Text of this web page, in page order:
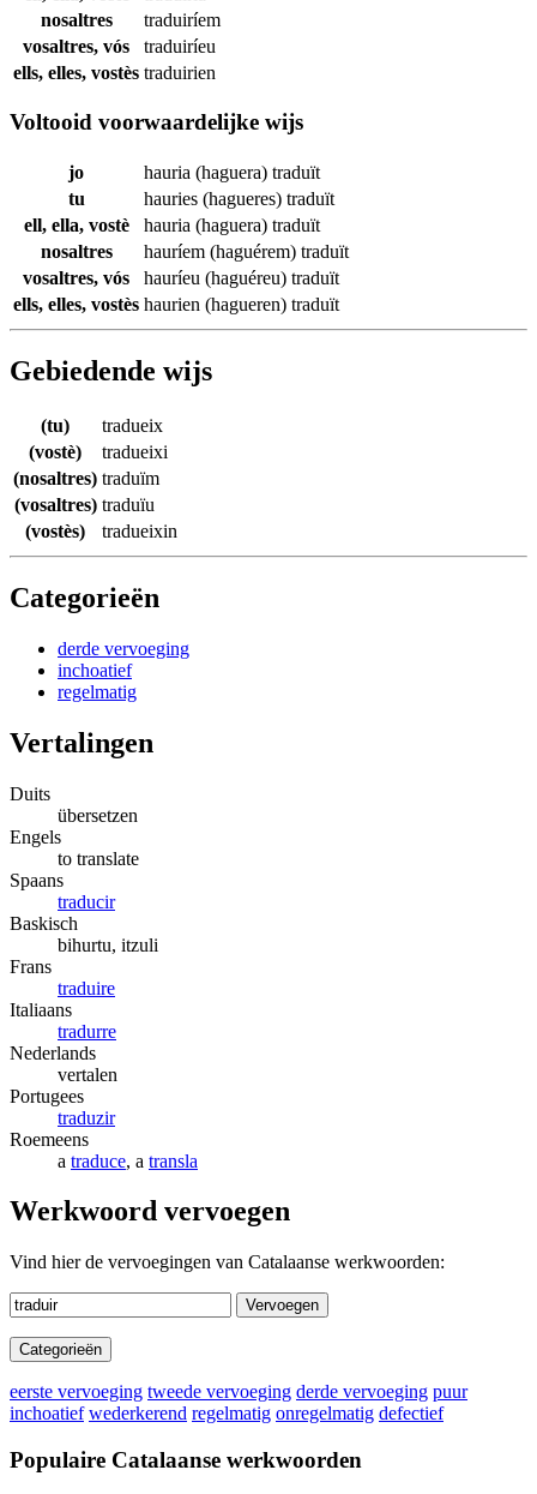
nosaltres
traduiríem
vosaltres, vós
traduiríeu
ells, elles, vostès traduirien
Voltooid voorwaardelijke wijs
jo hauria (haguera) traduït
tu
hauries (hagueres) traduït
ell, ella, vostè
hauria (haguera) traduït
nosaltres
hauríem (haguérem) traduït
vosaltres, vós
hauríeu (haguéreu) traduït
ells, elles, vostès haurien (hagueren) traduït
Gebiedende wijs
(tu)
tradueix
(vostè)
tradueixi
(nosaltres) traduïm
(vosaltres) traduïu
(vostès)
tradueixin
Categorieën
derde vervoeging
inchoatief
regelmatig
Vertalingen
Duits
übersetzen
Engels
to translate
Spaans
traducir
Baskisch
bihurtu, itzuli
Frans
traduire
Italiaans
tradurre
Nederlands
vertalen
Portugees
traduzir
Roemeens
a traduce, a transla
Werkwoord vervoegen
Vind hier de vervoegingen van Catalaanse werkwoorden:
Vervoegen
Categorieën
eerste vervoeging tweede vervoeging derde vervoeging puur
inchoatief wederkerend regelmatig onregelmatig defectief
Populaire Catalaanse werkwoorden